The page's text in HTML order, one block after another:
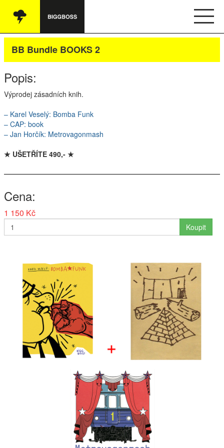
Vše
Audio
Oblečení
Ostatní
English
Obchodní podmínky
Kontakt
Interpreti
BB Bundle BOOKS 2
Popis:
Výprodej zásadních knih.
– Karel Veselý: Bomba Funk
– CAP: book
– Jan Horčík: Metrovagonmash
★ UŠETŘÍTE 490,- ★
Cena
1 150 Kč
Koupit